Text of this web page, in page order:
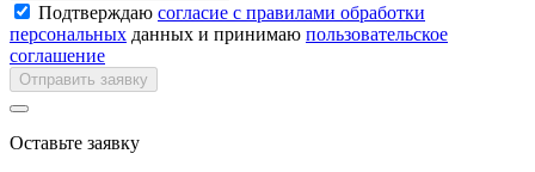
Подтверждаю согласие с правилами обработки
персональных данных и принимаю пользовательское
соглашение
Отправить заявку
Оставьте заявку